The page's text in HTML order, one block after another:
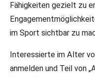
Fähigkeiten gezielt zu
im Sport sichtbar zu
Interessierte im Alter
anmelden und Teil von